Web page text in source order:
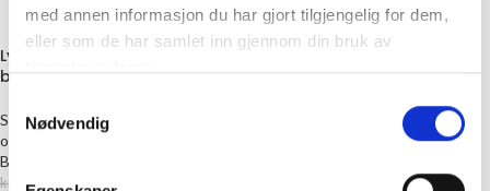
med annen informasjon du har gjort tilgjengelig for dem,
eller som de har samlet inn gjennom din bruk av
Nødvendig
Lysglass m/gullfargede
blomster, grønn
Salgsvare,Interiør på salg
og lysestaker
BørsCompagniet
kr 69,00 34,50
Kjøkkenklut, 2 stk
PåStell